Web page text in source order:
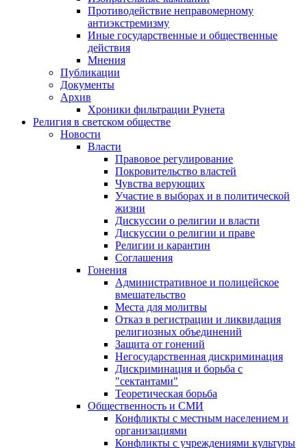
Противодействие неправомерному
антиэкстремизму
Иные государственные и общественные
действия
Мнения
Публикации
Документы
Архив
Хроники фильтрации Рунета
Религия в светском обществе
Новости
Власти
Правовое регулирование
Покровительство властей
Чувства верующих
Участие в выборах и в политической
жизни
Дискуссии о религии и власти
Дискуссии о религии и праве
Религии и карантин
Соглашения
Гонения
Административное и полицейское
вмешательство
Места для молитвы
Отказ в регистрации и ликвидация
религиозных объединений
Защита от гонений
Негосударственная дискриминация
Дискриминация и борьба с
"сектантами"
Теоретическая борьба
Общественность и СМИ
Конфликты с местным населением и
организациями
Конфликты с учреждениями культуры